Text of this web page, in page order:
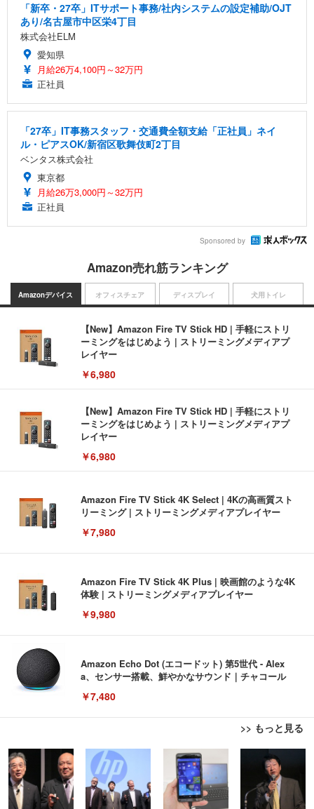
「新卒・27卒」ITサポート事務/社内システムの設定補助/OJT
あり/名古屋市中区栄4丁目
株式会社ELM
愛知県
月給26万4,100円～32万円
正社員
「27卒」IT事務スタッフ・交通費全額支給「正社員」ネイ
ル・ピアスOK/新宿区歌舞伎町2丁目
ベンタス株式会社
東京都
月給26万3,000円～32万円
正社員
Sponsored by
Amazon売れ筋ランキング
Amazonデバイス
【New】Amazon Fire TV Stick HD | 手軽にストリ
ーミングをはじめよう | ストリーミングメディアプ
レイヤー
￥6,980
【New】Amazon Fire TV Stick HD | 手軽にストリ
ーミングをはじめよう | ストリーミングメディアプ
レイヤー
￥6,980
Amazon Fire TV Stick 4K Select | 4Kの高画質スト
リーミング | ストリーミングメディアプレイヤー
￥7,980
Amazon Fire TV Stick 4K Plus | 映画館のような4K
体験 | ストリーミングメディアプレイヤー
￥9,980
Amazon Echo Dot (エコードット) 第5世代 - Alex
a、センサー搭載、鮮やかなサウンド｜チャコール
￥7,480
>> もっと見る
オフィスチェア
[EdoErgo] オフィスチェア 椅子 テレワーク 疲れな
い 跳ね上げ式アームレスト コンパクト 約105度ロッ
キング pc 事務椅子 360度回転 座面昇降 強化ナイロ
ン樹脂ベース 通気性メッシュ 在宅ワーク H-WY01
￥5,699
ディスプレイ
EIZO ビジネス向けプレミアムモニター | FlexScan
EV3240X-WT | 31.5型4K UHD・USB Type-C・ホワ
イト
￥105,595
犬用トイレ
Amazonベーシック ペットシーツ 薄型 レギュラー 1
回使い捨て 無香料 ホワイト 300枚
￥3,373